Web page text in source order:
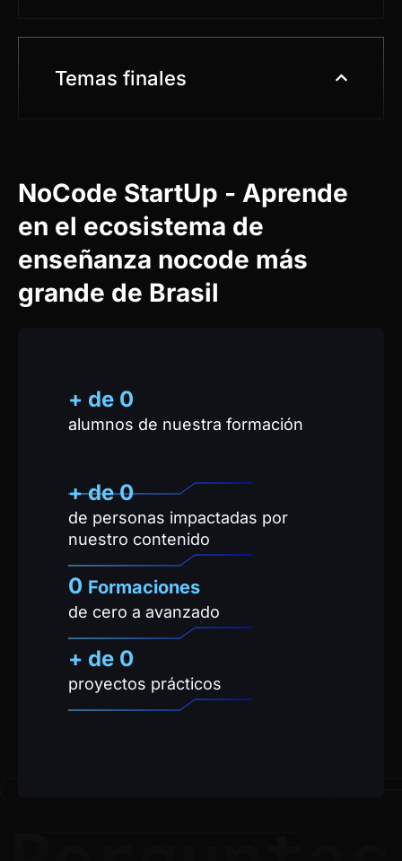
Temas finales
NoCode StartUp - Aprende
en el ecosistema de
enseñanza nocode más
grande de Brasil
alumnos de nuestra formación
+ de 0
de personas impactadas por
nuestro contenido
+ de 0
de cero a avanzado
0 Formaciones
proyectos prácticos
+ de 0